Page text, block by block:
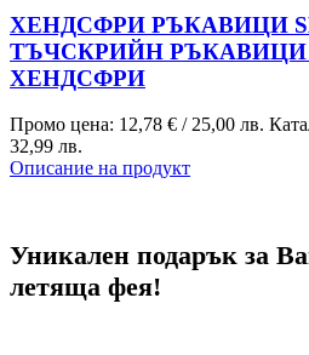
ХЕНДСФРИ РЪКАВИЦИ
ТЪЧСКРИЙН РЪКАВИЦИ
ХЕНДСФРИ
Промо цена: 12,78 € / 25,00 лв.
32,99 лв.
Описание на продукт
Уникален подарък за
летяща фея!